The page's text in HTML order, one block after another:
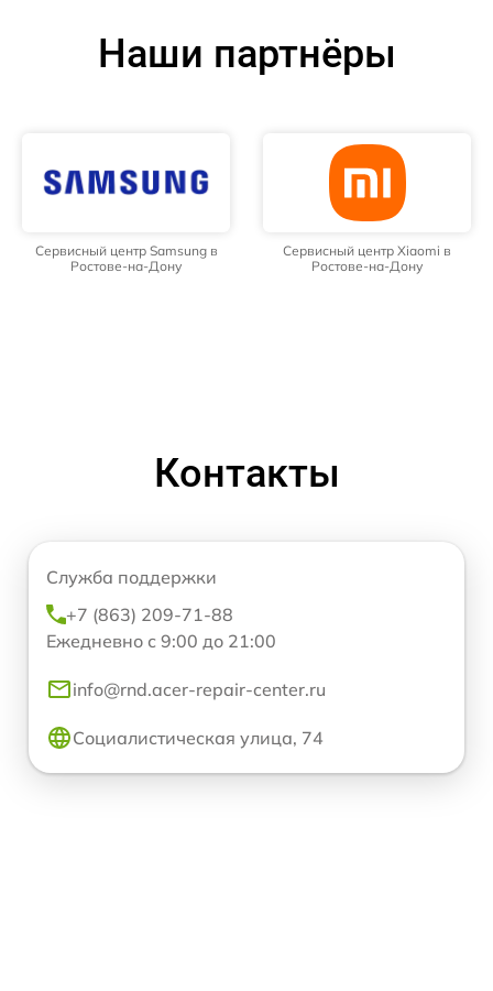
Наши партнёры
Сервисный центр Samsung в
Ростове-на-Дону
Сервисный центр Xiaomi в
Ростове-на-Дону
Контакты
Служба поддержки
+7 (863) 209-71-88
Ежедневно с 9:00 до 21:00
info@rnd.acer-repair-center.ru
Социалистическая улица, 74